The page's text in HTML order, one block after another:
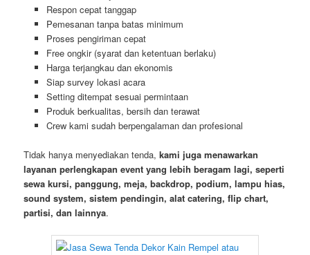
Respon cepat tanggap
Pemesanan tanpa batas minimum
Proses pengiriman cepat
Free ongkir (syarat dan ketentuan berlaku)
Harga terjangkau dan ekonomis
Siap survey lokasi acara
Setting ditempat sesuai permintaan
Produk berkualitas, bersih dan terawat
Crew kami sudah berpengalaman dan profesional
Tidak hanya menyediakan tenda,kami juga menawarkan
layanan perlengkapan event yang lebih beragam lagi, seperti
sewa kursi, panggung, meja, backdrop, podium, lampu hias,
sound system, sistem pendingin, alat catering, flip chart,
partisi, dan lainnya.